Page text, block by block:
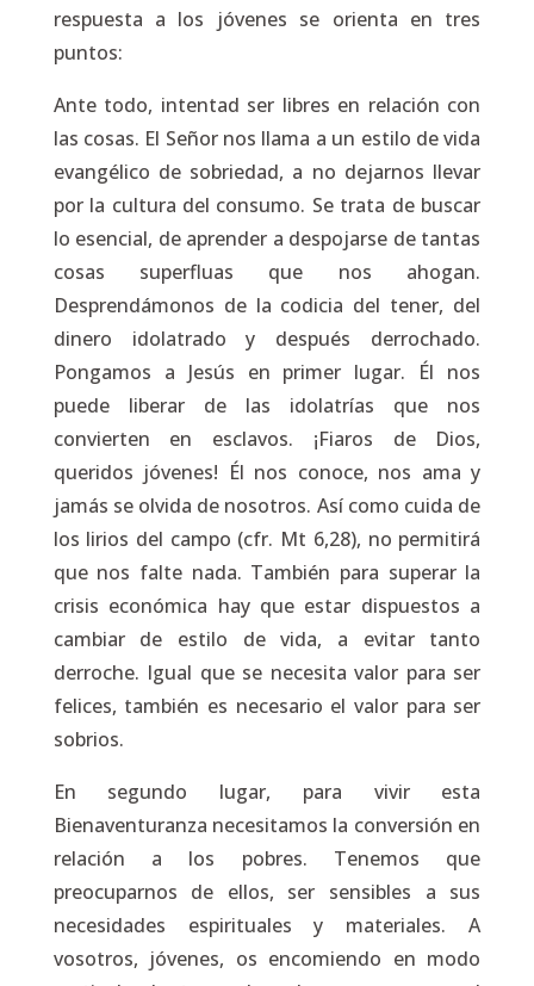
respuesta a los jóvenes se orienta en tres
puntos:
Ante todo, intentad ser libres en relación con
las cosas. El Señor nos llama a un estilo de vida
evangélico de sobriedad, a no dejarnos llevar
por la cultura del consumo. Se trata de buscar
lo esencial, de aprender a despojarse de tantas
cosas superfluas que nos ahogan.
Desprendámonos de la codicia del tener, del
dinero idolatrado y después derrochado.
Pongamos a Jesús en primer lugar. Él nos
puede liberar de las idolatrías que nos
convierten en esclavos. ¡Fiaros de Dios,
queridos jóvenes! Él nos conoce, nos ama y
jamás se olvida de nosotros. Así como cuida de
los lirios del campo (cfr. Mt 6,28), no permitirá
que nos falte nada. También para superar la
crisis económica hay que estar dispuestos a
cambiar de estilo de vida, a evitar tanto
derroche. Igual que se necesita valor para ser
felices, también es necesario el valor para ser
sobrios.
En segundo lugar, para vivir esta
Bienaventuranza necesitamos la conversión en
relación a los pobres. Tenemos que
preocuparnos de ellos, ser sensibles a sus
necesidades espirituales y materiales. A
vosotros, jóvenes, os encomiendo en modo